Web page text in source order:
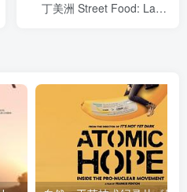
丁美洲 Street Food: Latin